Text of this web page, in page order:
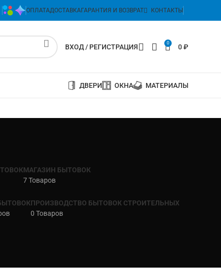
ОПЛАТАДОСТАВКАГАРАНТИЯ И ВОЗВРАТ КОНТАКТЫ
ВХОД / РЕГИСТРАЦИЯ 0 0₽
ДВЕРИ ОКНА МАТЕРИАЛЫ
МАГАЗИН БЫТОВОК
7 Товаров
ПРОИЗВОДСТВО БЫТОВОК СТРОИТЕЛЬНЫХ
0 Товаров